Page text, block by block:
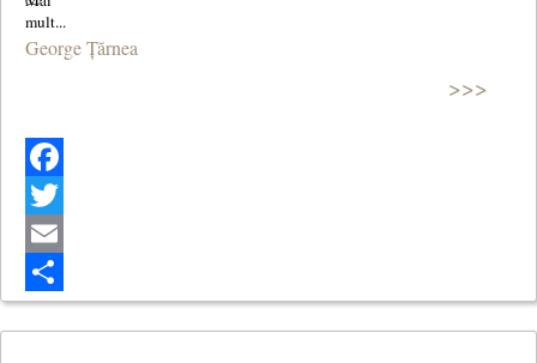
(Cântec de dragoste)
George Țărnea
>>>
Facebook
Twitter
Email
Share